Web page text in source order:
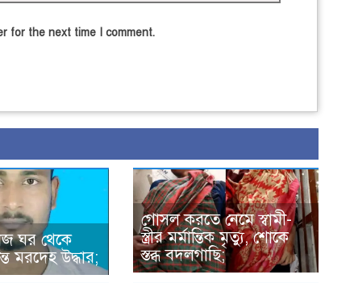
for the next time I comment.
ঘর থেকে
মরদেহ উদ্ধার;
গোসল করতে নেমে স্বামী-
স্ত্রীর মর্মান্তিক মৃত্যু, শোকে
স্তব্ধ বদলগাছি;